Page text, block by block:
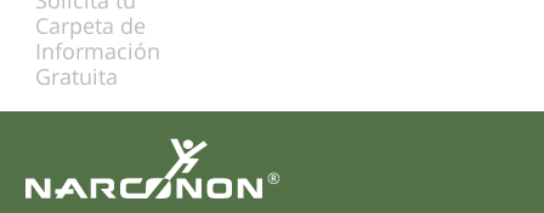
Carpeta de
Información
Gratuita
®